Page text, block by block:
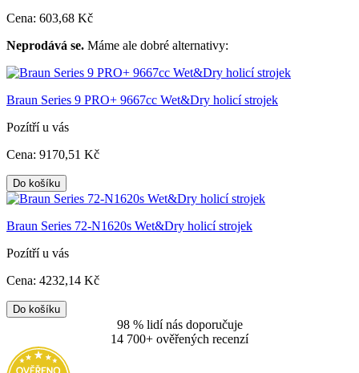
Cena: 603,68 Kč
Neprodává se. Máme ale dobré alternativy:
Braun Series 9 PRO+ 9667cc Wet&Dry holicí strojek
Pozítří u vás
Cena: 9170,51 Kč
Do košíku
Braun Series 72-N1620s Wet&Dry holicí strojek
Pozítří u vás
Cena: 4232,14 Kč
Do košíku
98 % lidí nás doporučuje
14 700+ ověřených recenzí